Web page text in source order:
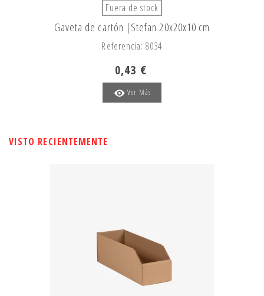
Fuera de stock
Gaveta de cartón |Stefan 20x20x10 cm
Referencia: 8034
0,43 €
Ver Más
VISTO RECIENTEMENTE